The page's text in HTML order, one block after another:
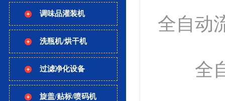
调味品灌装机
洗瓶机/烘干机
过滤净化设备
旋盖/贴标/喷码机
全自动
全自